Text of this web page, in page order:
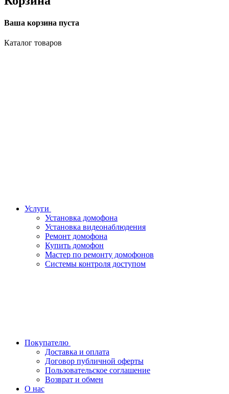
Ваша корзина пуста
Каталог товаров
Услуги
Установка домофона
Установка видеонаблюдения
Ремонт домофона
Купить домофон
Мастер по ремонту домофонов
Системы контроля доступом
Покупателю
Доставка и оплата
Договор публичной оферты
Пользовательское соглашение
Возврат и обмен
О нас